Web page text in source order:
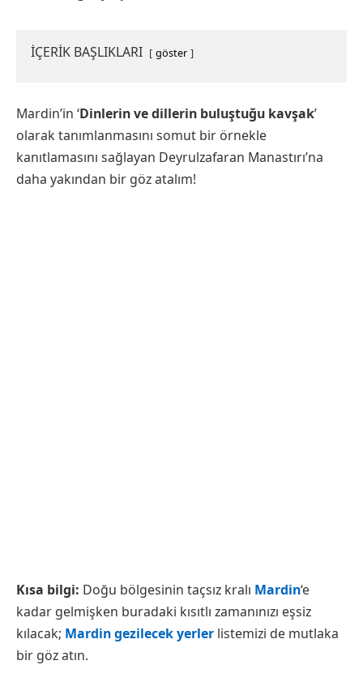
İÇERİK BAŞLIKLARI göster
Mardin’in ‘Dinlerin ve dillerin buluştuğu kavşak’
olarak tanımlanmasını somut bir örnekle
kanıtlamasını sağlayan Deyrulzafaran Manastırı’na
daha yakından bir göz atalım!
Kısa bilgi: Doğu bölgesinin taçsız kralı Mardin‘e
kadar gelmişken buradaki kısıtlı zamanınızı eşsiz
kılacak; Mardin gezilecek yerler listemizi de mutlaka
bir göz atın.